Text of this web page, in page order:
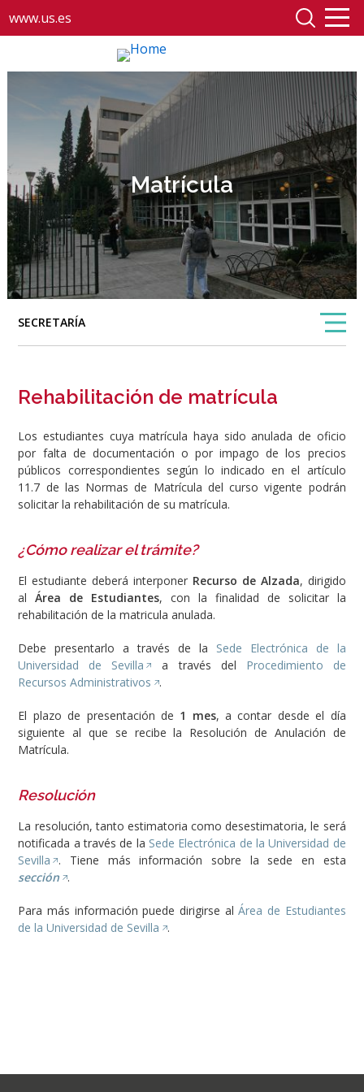
www.us.es
Matrícula
SECRETARÍA
Rehabilitación de matrícula
Los estudiantes cuya matrícula haya sido anulada de oficio
por falta de documentación o por impago de los precios
públicos correspondientes según lo indicado en el artículo
11.7 de las Normas de Matrícula del curso vigente podrán
solicitar la rehabilitación de su matrícula.
¿Cómo realizar el trámite?
El estudiante deberá interponer Recurso de Alzada, dirigido
alÁrea de Estudiantes, con la finalidad de solicitar la
rehabilitación de la matricula anulada.
Debe presentarlo a través de la Sede Electrónica de la
Universidad de Sevilla
a través del Procedimiento de
Recursos Administrativos
.
El plazo de presentación de 1 mes, a contar desde el día
siguiente al que se recibe la Resolución de Anulación de
Matrícula.
Resolución
La resolución, tanto estimatoria como desestimatoria, le será
notificada a través de la Sede Electrónica de la Universidad de
Sevilla
. Tiene más información sobre la sede en esta
sección .
Para más información puede dirigirse alÁrea de Estudiantes
de la Universidad de Sevilla
.